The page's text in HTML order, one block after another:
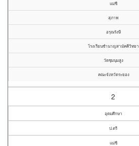
แม่ชี
สุภาพ
อรุณรังษี
โรงเรียนชำนาญสามัคคีวิทยา
วัดชุมนุมสูง
คณะจังหวัดระยอง
2
อุดมศึกษา
ป.ตรี
แม่ชี